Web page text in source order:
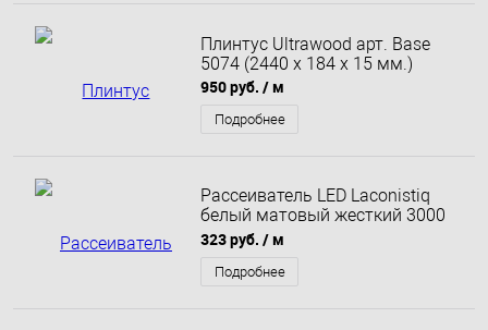
Плинтус Ultrawood арт. Base
5074 (2440 x 184 x 15 мм.)
950 руб. / м
Подробнее
Рассеиватель LED Laconistiq
белый матовый жесткий 3000
мм
323 руб. / м
Подробнее